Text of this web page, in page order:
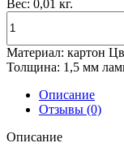
Вес: 0,01 кг.
Материал: картон
Толщина: 1,5 мм
Описание
Отзывы (0)
Описание